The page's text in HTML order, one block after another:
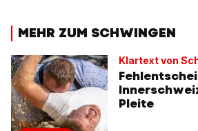
MEHR ZUM SCHWINGEN
Klartext von
Pleite